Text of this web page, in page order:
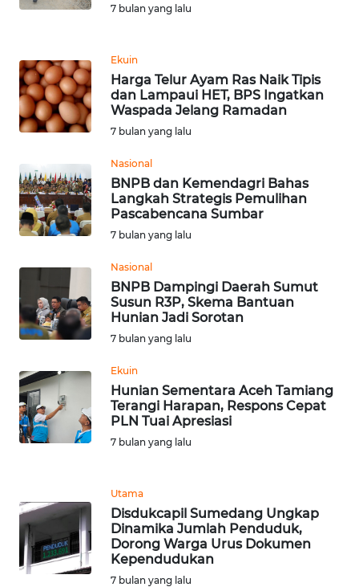
7 bulan yang lalu
Ekuin
Harga Telur Ayam Ras Naik Tipis
dan Lampaui HET, BPS Ingatkan
Waspada Jelang Ramadan
7 bulan yang lalu
Nasional
BNPB dan Kemendagri Bahas
Langkah Strategis Pemulihan
Pascabencana Sumbar
7 bulan yang lalu
Nasional
BNPB Dampingi Daerah Sumut
Susun R3P, Skema Bantuan
Hunian Jadi Sorotan
7 bulan yang lalu
Ekuin
Hunian Sementara Aceh Tamiang
Terangi Harapan, Respons Cepat
PLN Tuai Apresiasi
7 bulan yang lalu
Utama
Disdukcapil Sumedang Ungkap
Dinamika Jumlah Penduduk,
Dorong Warga Urus Dokumen
Kependudukan
7 bulan yang lalu
WN
KALSEL
KALTIM
WN
SULSEL
WN
GORONTALO
WN
SULUT
WN
MALUKU
WN
WN
DAIRI
WN